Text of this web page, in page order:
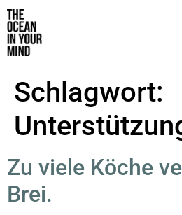
Schlagwort:
Zu viele Köche
Brei.